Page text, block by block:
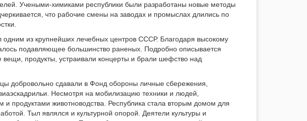
Учеными-химиками республики были разработаны новые методы
что рабочие смены на заводах и промыслах длились по
из крупнейших лечебных центров СССР. Благодаря высокому
подавляющее большинство раненых. Подробно описывается
продукты, устраивали концерты и брали шефство над
добровольно сдавали в Фонд обороны личные сбережения,
Несмотря на мобилизацию техники и людей,
продуктами животноводства. Республика стала вторым домом для
Тыл являлся и культурной опорой. Деятели культуры и